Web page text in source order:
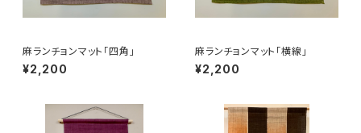
麻ランチョンマット「四角」
¥2,200
麻ランチョンマット「横線」
¥2,200